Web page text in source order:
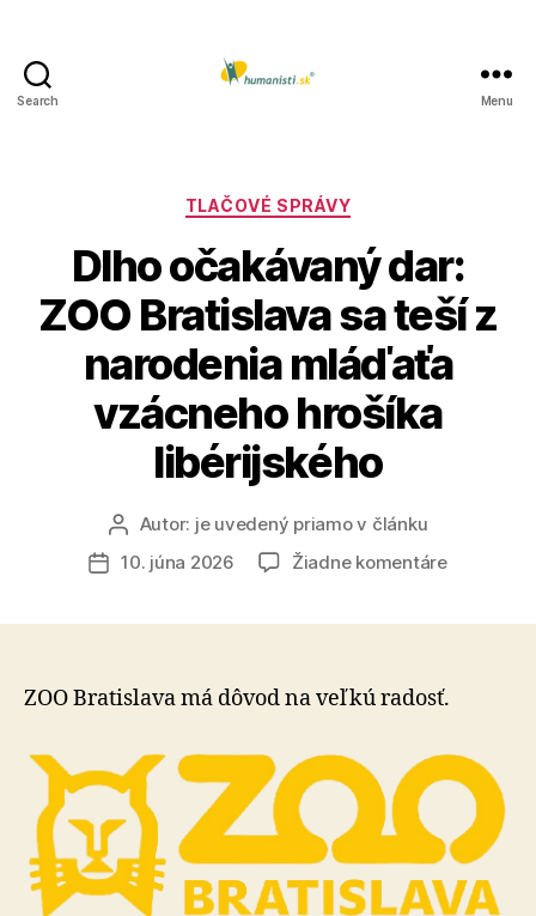
Search Menu
Kategórie
TLAČOVÉ SPRÁVY
Dlho očakávaný dar:
ZOO Bratislava sa teší z
narodenia mláďaťa
vzácneho hrošíka
libérijského
Autor
článku
Autor: je uvedený priamo v článku
Dátum
10. júna 2026 Žiadne komentárena
narodenia
mláďaťa
vzácneho
hrošíka
ZOO Bratislava má dôvod na veľkú radosť.